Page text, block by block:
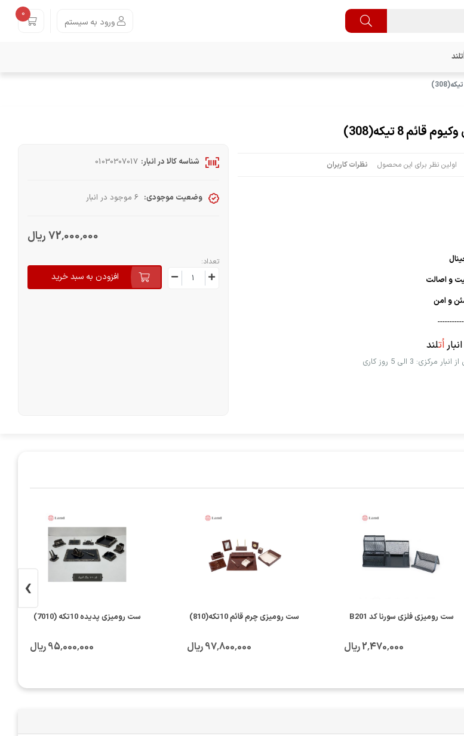
ورود به سیستم
0
8 تیکه(308)
اولین نظر برای این محصول نظرات کاربران
و اصالت
و امن
اُتلند
3 الی 5 روز کاری
شناسه کالا در انبار: 01030307017
وضعیت موجودی: 6 موجود در انبار
72٬000٬000 ریال
تعداد:
افزودن به سبد خرید
ست رومیزی فلزی سورنا کد B201
2٬470٬000 ریال
ست رومیزی چرم قائم 10تکه(810)
97٬800٬000 ریال
ست رومیزی پدیده 10تکه (7010)
95٬000٬000 ریال
›